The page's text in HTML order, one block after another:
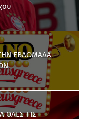
ΕΒΔΟΜΑΔΑ -